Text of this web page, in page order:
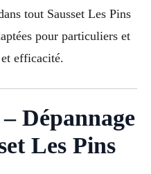
tout Sausset Les Pins
pour particuliers et
efficacité.
Dépannage
Les Pins